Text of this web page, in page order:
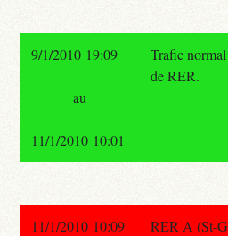
9/1/2010 19:09
Trafic
de RER.
au
11/1/2010 10:01
11/1/2010 10:09
RER A (St-